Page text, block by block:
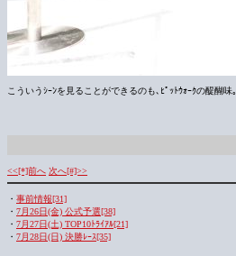
こういうｼｰﾝを見ることができるのも､ﾋﾟｯﾄｳｫｰｸの醍醐味｡
<<[*]前へ 次へ[#]>>
・ 事前情報[31]
・ 7月26日(金) 公式予選[38]
・ 7月27日(土) TOP10ﾄﾗｲｱﾙ[21]
・ 7月28日(日) 決勝ﾚｰｽ[35]